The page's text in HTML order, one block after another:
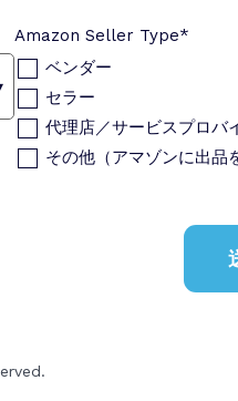
Amazon Seller Type*
ベンダー
セラー
代理店／サービスプロバ
その他（アマゾンに出品